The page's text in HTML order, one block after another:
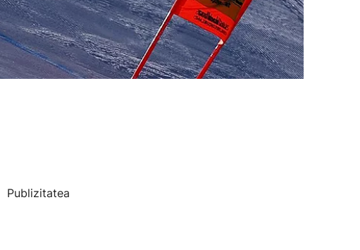
Publizitatea